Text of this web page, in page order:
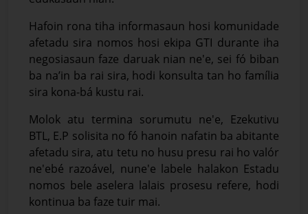
Hafoin rona tiha informasaun hosi komunidade
afetadu sira nomos hosi ekipa GTI durante iha
negosiasaun faze daruak nian ne'e, sei fó biban
ba na’in ba rai sira, hodi konsulta tan ho família
sira kona-bá kustu rai.
Molok atu termina sorumutu ne'e, Ezekutivu
BTL, E.P solisita no fó hanoin nafatin ba abitante
afetadu sira, atu tetu no husu presu rai ho valór
ne'ebé razoável, nune'e labele halakon Estadu
nomos bele aselera lalais prosesu refere, hodi
kontinua ba faze tuir mai.